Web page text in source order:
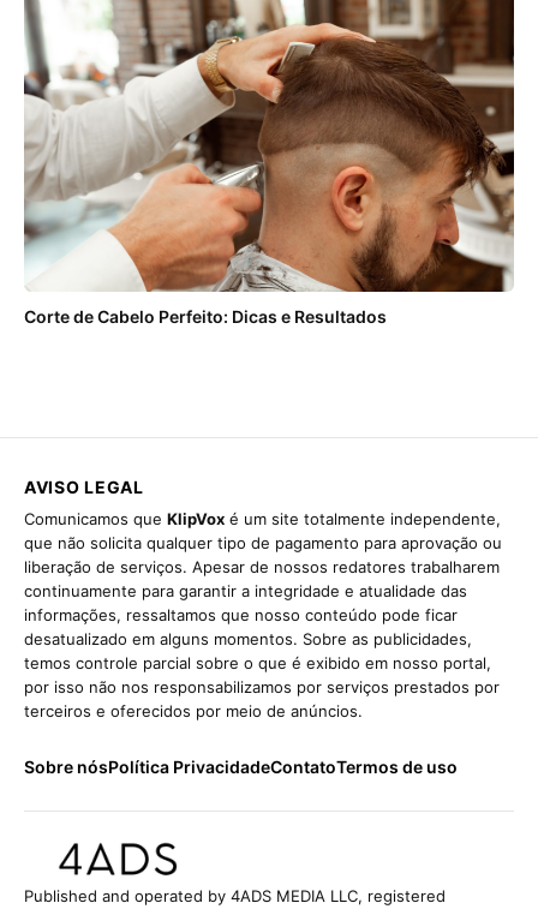
Corte de Cabelo Perfeito: Dicas e Resultados
AVISO LEGAL
Comunicamos que KlipVox é um site totalmente independente,
que não solicita qualquer tipo de pagamento para aprovação ou
liberação de serviços. Apesar de nossos redatores trabalharem
continuamente para garantir a integridade e atualidade das
informações, ressaltamos que nosso conteúdo pode ficar
desatualizado em alguns momentos. Sobre as publicidades,
temos controle parcial sobre o que é exibido em nosso portal,
por isso não nos responsabilizamos por serviços prestados por
terceiros e oferecidos por meio de anúncios.
Sobre nósPolítica PrivacidadeContatoTermos de uso
Published and operated by 4ADS MEDIA LLC, registered